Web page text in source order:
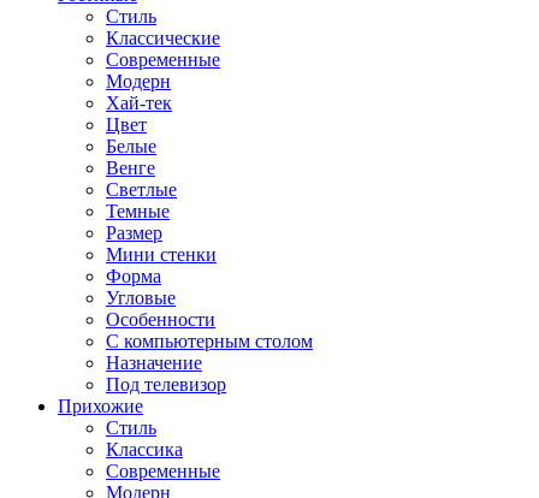
Стиль
Классические
Современные
Модерн
Хай-тек
Цвет
Белые
Венге
Светлые
Темные
Размер
Мини стенки
Форма
Угловые
Особенности
С компьютерным столом
Назначение
Под телевизор
Прихожие
Стиль
Классика
Современные
Модерн